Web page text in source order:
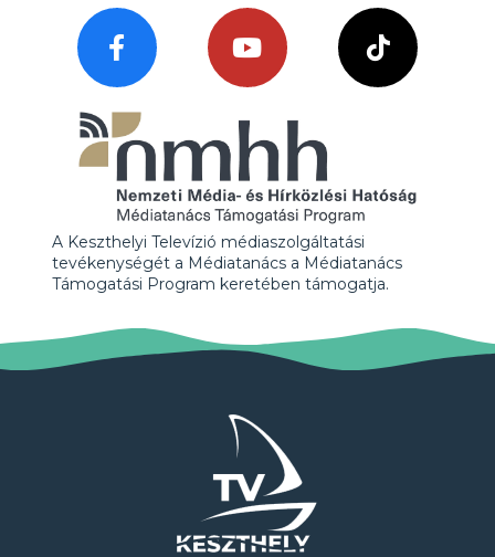
A Keszthelyi Televízió médiaszolgáltatási
tevékenységét a Médiatanács a Médiatanács
Támogatási Program keretében támogatja.